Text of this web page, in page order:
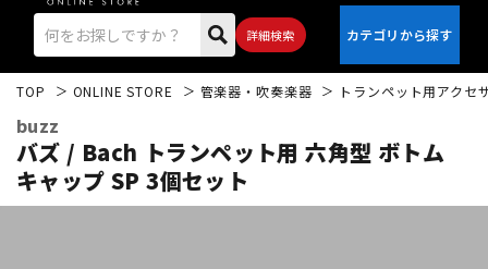
詳細検索
TOP ONLINE STORE 管楽器・吹奏楽器 トランペット用アクセ
buzz
バズ / Bach トランペット用 六角型 ボトム
キャップ SP 3個セット